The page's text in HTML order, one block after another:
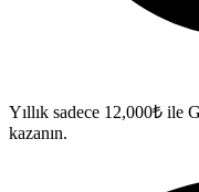
Yıllık sadece 12,000₺ ile
kazanın.